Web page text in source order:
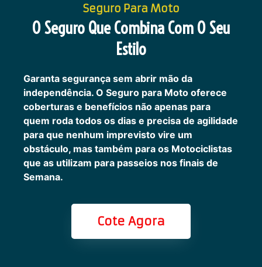
Seguro Para Moto
O Seguro Que Combina Com O Seu
Estilo
Garanta segurança sem abrir mão da
independência. O Seguro para Moto oferece
coberturas e benefícios não apenas para
quem roda todos os dias e precisa de agilidade
para que nenhum imprevisto vire um
obstáculo, mas também para os Motociclistas
que as utilizam para passeios nos finais de
Semana.
Cote Agora